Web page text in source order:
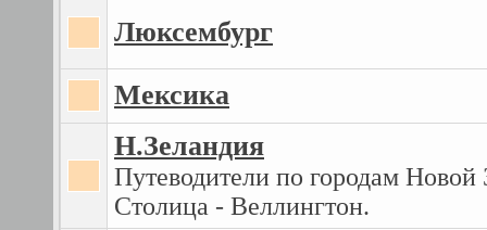
Люксембург
Мексика
Н.Зеландия
Путеводители по городам Новой
Столица - Веллингтон.